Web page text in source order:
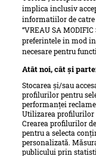
Politica de
implica inclusiv
informatiilor de
“VREAU SA
preferintele in mod
necesare pentru
Atât noi, cât și
Stocarea și/sau
profilurilor pentru
performanței
Utilizarea profilurilor
Crearea profilurilor
pentru a selecta
personalizată.
publicului prin